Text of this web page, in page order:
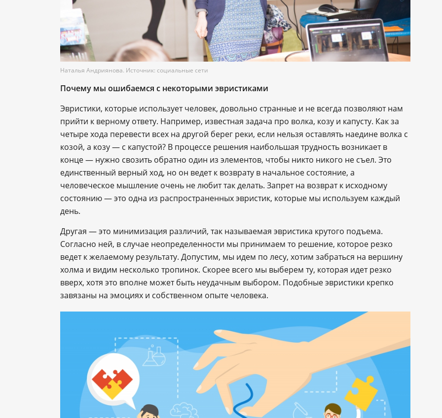
Наталья Андриянова. Источник: социальные сети
Почему мы ошибаемся с некоторыми эвристиками
Эвристики, которые использует человек, довольно странные и не всегда позволяют нам
прийти к верному ответу. Например, известная задача про волка, козу и капусту. Как за
четыре хода перевести всех на другой берег реки, если нельзя оставлять наедине волка с
козой, а козу — с капустой? В процессе решения наибольшая трудность возникает в
конце — нужно свозить обратно один из элементов, чтобы никто никого не съел. Это
единственный верный ход, но он ведет к возврату в начальное состояние, а
человеческое мышление очень не любит так делать. Запрет на возврат к исходному
состоянию — это одна из распространенных эвристик, которые мы используем каждый
день.
Другая — это минимизация различий, так называемая эвристика крутого подъема.
Согласно ней, в случае неопределенности мы принимаем то решение, которое резко
ведет к желаемому результату. Допустим, мы идем по лесу, хотим забраться на вершину
холма и видим несколько тропинок. Скорее всего мы выберем ту, которая идет резко
вверх, хотя это вполне может быть неудачным выбором. Подобные эвристики крепко
завязаны на эмоциях и собственном опыте человека.